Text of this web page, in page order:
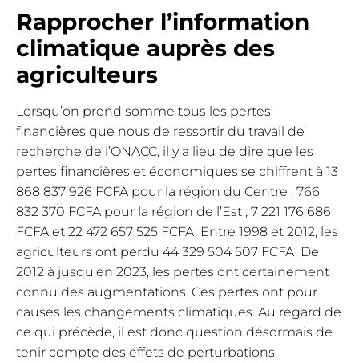
Rapprocher l’information
climatique auprès des
agriculteurs
Lorsqu’on prend somme tous les pertes
financières que nous de ressortir du travail de
recherche de l’ONACC, il y a lieu de dire que les
pertes financières et économiques se chiffrent à 13
868 837 926 FCFA pour la région du Centre ; 766
832 370 FCFA pour la région de l’Est ; 7 221 176 686
FCFA et 22 472 657 525 FCFA. Entre 1998 et 2012, les
agriculteurs ont perdu 44 329 504 507 FCFA. De
2012 à jusqu’en 2023, les pertes ont certainement
connu des augmentations. Ces pertes ont pour
causes les changements climatiques. Au regard de
ce qui précède, il est donc question désormais de
tenir compte des effets de perturbations